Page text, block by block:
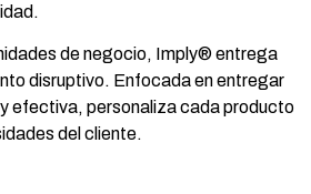
de negocio, Imply® entrega
disruptivo. Enfocada en entregar
efectiva, personaliza cada producto
del cliente.